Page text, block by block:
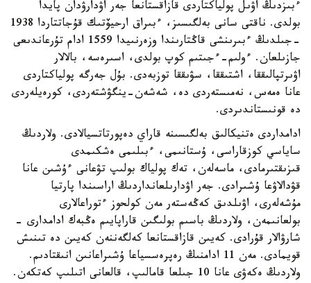
ءبىزدىڭ اۋىل پولياكتاردى قازاقستانعا جەر اۋدارۋدان پايدا
بولدى. ناقتى سانى بەلگىسىز، ءبىراق ارحيۆتىك قۇجاتتاردا 1938
-جىلدىڭ ءبىرىنشى قاڭتارىندا وزەرنىيدا 1559 ادام تۇرعاندىعى
جازىلعان. ءولىم-ءجىتىم كوپ بولدى، اسىرەسە، بالالار
اۋىرتپالىققا، اشتىققا، سۋىققا توزبەدى. بۇل جەرگە پولياكتاردى
عانا ەمەس، نەمىستەردى دە، شەشەن-ينگۋشتەردى، كورەيلەردى
دە قونىستاندىردى.
ادامداردى ەتنيكالىق بەلگىسىنە قاراي دەپورتاتسيالادى. ولاردىڭ
ساياسي كوزقاراسى، ۇستانىمى، ءبىلىمى ەشكىمدى
قىزىقتىرمادى، ماسەلەن، تەك پولياك بولىپ تۋعانى ءۇشىن عانا
قۋدالاۋعا ۇشىرادى. جەر اۋدارىلعانداردىڭ اراسىندا پارتيا
مۇشەلەرى، اۋىلدىق كەڭەستەر مەن كولحوز ءتوراعالارى
بولعانىمەن، ولاردىڭ باسىم بولىگىن قاراپايىم ەڭبەك ادامدارى -
شارۋالار قۇرادى. كەيىن قازاقستانعا كەلگەننەن كەيىن دە تىنىش
قويمادى. مەن 11 ادامنىڭ رەپرەسسياعا ۇشىراعانىن انىقتادىم.
ولاردىڭ ەكەۋى عانا 10 جىلعا قامالىپ، قالعانى اتىلىپ كەتكەن.